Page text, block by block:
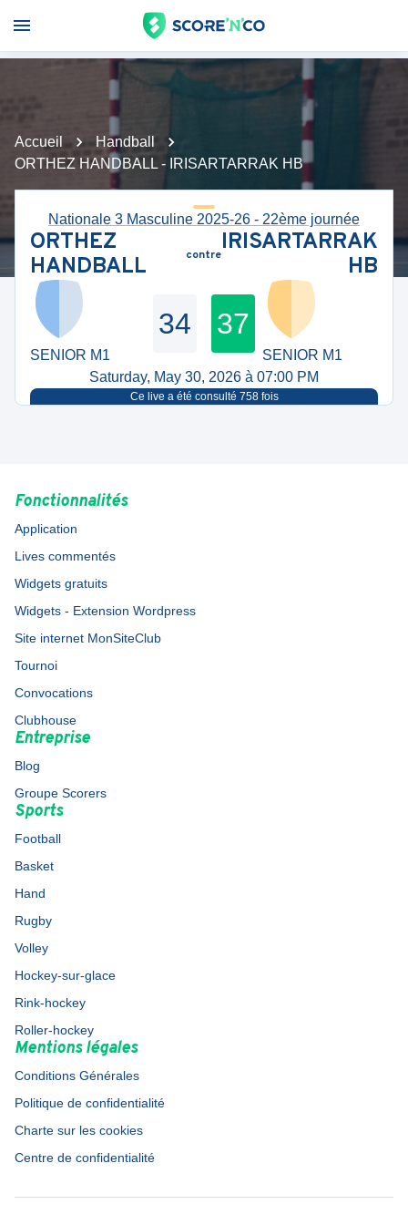
Accueil
Handball
ORTHEZ HANDBALL - IRISARTARRAK HB
Nationale 3 Masculine 2025-26 - 22ème journée
ORTHEZ
HANDBALL
contreIRISARTARRAK
HB
SENIOR M1
34 37
SENIOR M1
Saturday, May 30, 2026 à 07:00 PM
Ce live a été consulté 758fois
Fonctionnalités
Application
Lives commentés
Widgets gratuits
Widgets - Extension Wordpress
Site internet MonSiteClub
Tournoi
Convocations
Clubhouse
Entreprise
Blog
Groupe Scorers
Sports
Football
Basket
Hand
Rugby
Volley
Hockey-sur-glace
Rink-hockey
Roller-hockey
Mentions légales
Conditions Générales
Politique de confidentialité
Charte sur les cookies
Centre de confidentialité